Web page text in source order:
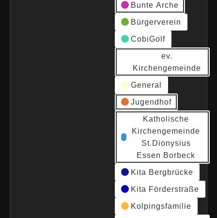
Bunte Arche
Bürgerverein
CobiGolf
ev.
Kirchengemeinde
General
Jugendhof
Katholische
Kirchengemeinde
St.Dionysius
Essen Borbeck
Kita Bergbrücke
Kita Förderstraße
Kolpingsfamilie